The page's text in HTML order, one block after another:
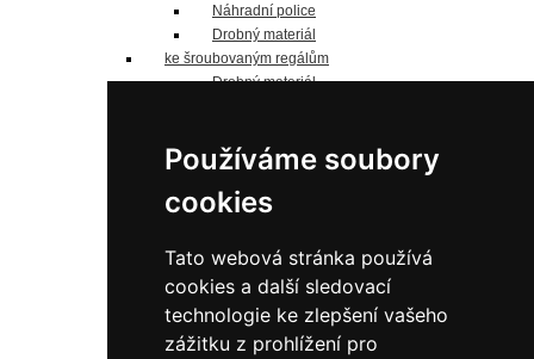
Používáme soubory
cookies
Tato webová stránka používá
cookies a další sledovací
technologie ke zlepšení vašeho
zážitku z prohlížení pro
Náhradní police
Drobný materiál
ke šroubovaným regálům
Drobný materiál
Oboustranné sloupky
náhradní police
do 125 kg/polici
do 200 kg/polici
do 240 kg/polici
do 330 kg/polici